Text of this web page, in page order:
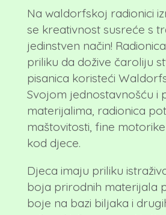
Na waldorfskoj radionici
se kreativnost susreće s
jedinstven način!
priliku da dožive čaroliju
pisanica koristeći
Svojom jednostavnošću i
materijalima, radionica
maštovitosti, fine
kod djece.
Djeca imaju priliku
boja prirodnih materijala
boje na bazi biljaka i